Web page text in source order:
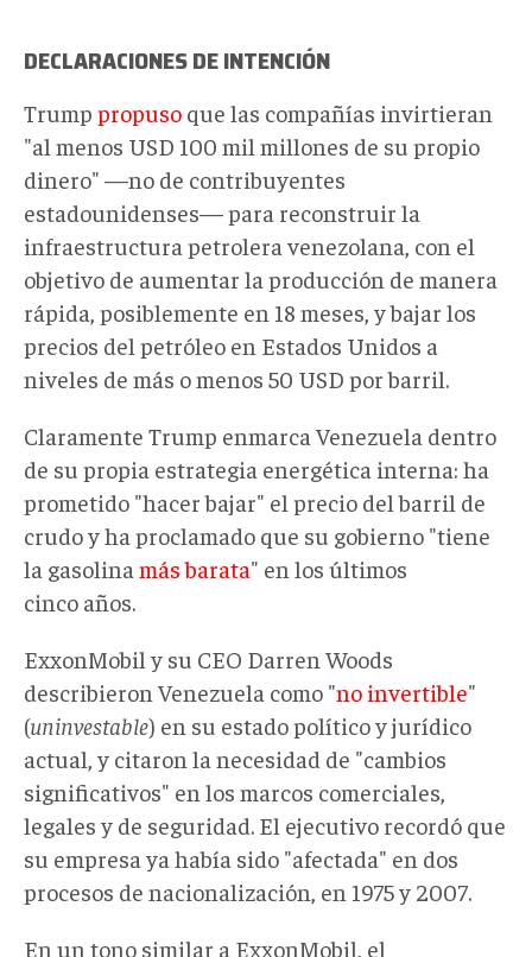
DECLARACIONES DE INTENCIÓN
Trump propuso que las compañías invirtieran
"al menos USD 100 mil millones de su propio
dinero" —no de contribuyentes
estadounidenses— para reconstruir la
infraestructura petrolera venezolana, con el
objetivo de aumentar la producción de manera
rápida, posiblemente en 18 meses, y bajar los
precios del petróleo en Estados Unidos a
niveles de más o menos 50 USD por barril.
Claramente Trump enmarca Venezuela dentro
de su propia estrategia energética interna: ha
prometido "hacer bajar" el precio del barril de
crudo y ha proclamado que su gobierno "tiene
la gasolina más barata" en los últimos
cinco años.
ExxonMobil y su CEO Darren Woods
describieron Venezuela como "no invertible"
(uninvestable) en su estado político y jurídico
actual, y citaron la necesidad de "cambios
significativos" en los marcos comerciales,
legales y de seguridad. El ejecutivo recordó que
su empresa ya había sido "afectada" en dos
procesos de nacionalización, en 1975 y 2007.
En un tono similar a ExxonMobil, el